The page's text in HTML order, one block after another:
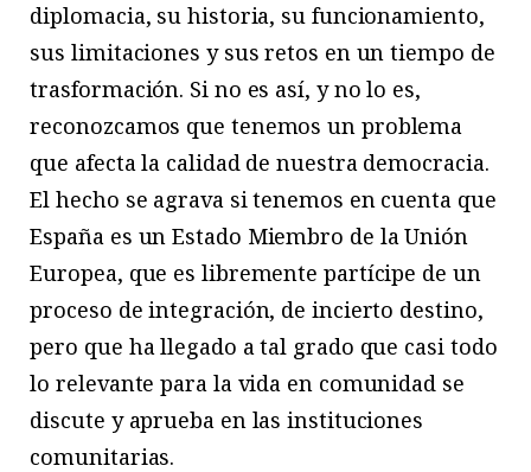
diplomacia, su historia, su funcionamiento,
sus limitaciones y sus retos en un tiempo de
trasformación. Si no es así, y no lo es,
reconozcamos que tenemos un problema
que afecta la calidad de nuestra democracia.
El hecho se agrava si tenemos en cuenta que
España es un Estado Miembro de la Unión
Europea, que es libremente partícipe de un
proceso de integración, de incierto destino,
pero que ha llegado a tal grado que casi todo
lo relevante para la vida en comunidad se
discute y aprueba en las instituciones
comunitarias.